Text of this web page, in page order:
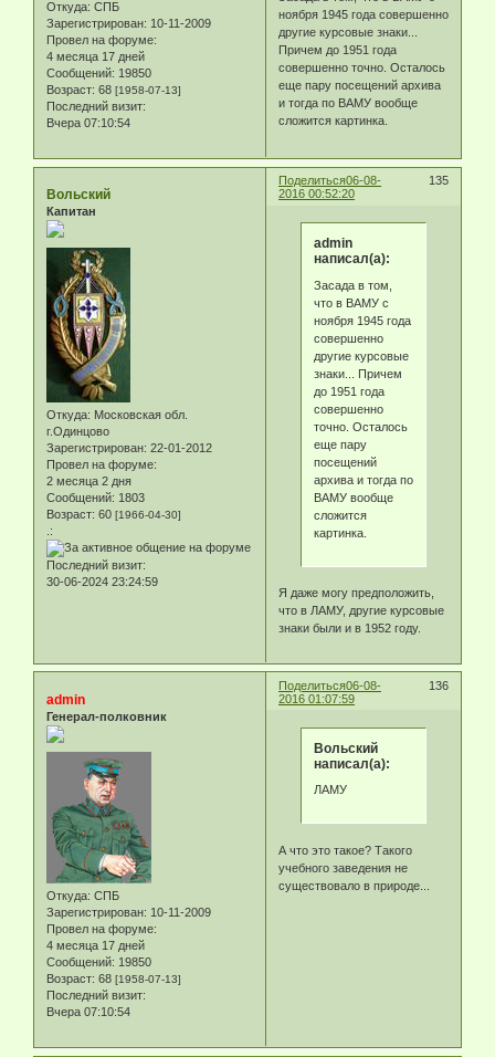
Откуда: СПБ
Зарегистрирован: 10-11-2009
Провел на форуме:
4 месяца 17 дней
Сообщений: 19850
Возраст: 68 [1958-07-13]
Последний визит:
Вчера 07:10:54
ноября 1945 года совершенно
другие курсовые знаки...
Причем до 1951 года
совершенно точно. Осталось
еще пару посещений архива
и тогда по ВАМУ вообще
сложится картинка.
Поделиться 135
06-08-
2016 00:52:20
Вольский
Капитан
Откуда: Московская обл.
г.Одинцово
Зарегистрирован: 22-01-2012
Провел на форуме:
2 месяца 2 дня
Сообщений: 1803
Возраст: 60 [1966-04-30]
.:
Последний визит:
30-06-2024 23:24:59
admin
написал(а):
Засада в том,
что в ВАМУ с
ноября 1945 года
совершенно
другие курсовые
знаки... Причем
до 1951 года
совершенно
точно. Осталось
еще пару
посещений
архива и тогда по
ВАМУ вообще
сложится
картинка.
Я даже могу предположить,
что в ЛАМУ, другие курсовые
знаки были и в 1952 году.
Поделиться 136
06-08-
2016 01:07:59
admin
Генерал-полковник
Откуда: СПБ
Зарегистрирован: 10-11-2009
Провел на форуме:
4 месяца 17 дней
Сообщений: 19850
Возраст: 68 [1958-07-13]
Последний визит:
Вчера 07:10:54
Вольский
написал(а):
ЛАМУ
А что это такое? Такого
учебного заведения не
существовало в природе...